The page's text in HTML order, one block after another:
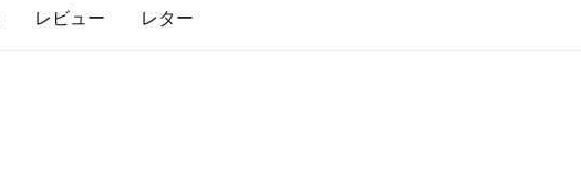
レビュー レター